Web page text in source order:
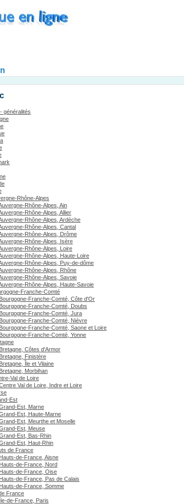
généralités
Rhône-Alpes
Rhône-Alpes, Ain
Rhône-Alpes, Allier
Rhône-Alpes, Ardèche
Rhône-Alpes, Cantal
Rhône-Alpes, Drôme
Rhône-Alpes, Isère
Rhône-Alpes, Loire
Rhône-Alpes, Haute-Loire
Rhône-Alpes, Puy-de-dôme
Rhône-Alpes, Rhône
Rhône-Alpes, Savoie
Rhône-Alpes, Haute-Savoie
Franche-Comté
Franche-Comté, Côte d'Or
Franche-Comté, Doubs
Franche-Comté, Jura
Franche-Comté, Nièvre
Franche-Comté, Saone et Loire
Franche-Comté, Yonne
Côtes d'Armor
Finistère
Île et Vilaine
Morbihan
Val de Loire
Val de Loire, Indre et Loire
Est
Est, Marne
Est, Haute-Marne
Est, Meurthe et Moselle
Est, Meuse
Est, Bas-Rhin
Est, Haut-Rhin
de France
de-France, Aisne
de-France, Nord
de-France, Oise
de-France, Pas de Calais
de-France, Somme
France
de-France, Paris